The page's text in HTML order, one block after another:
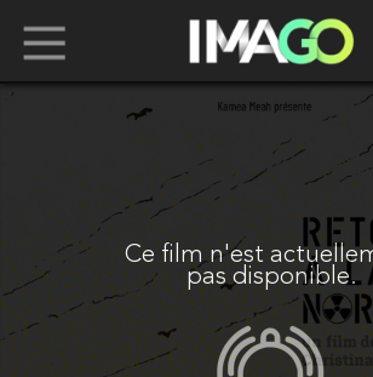
Ce film n'est
pas disponible.